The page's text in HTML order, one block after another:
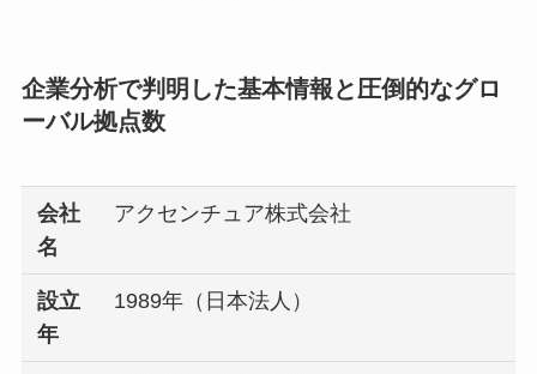
企業分析で判明した基本情報と圧倒的なグロ
ーバル拠点数
会社
名
アクセンチュア株式会社
設立
年
1989年（日本法人）